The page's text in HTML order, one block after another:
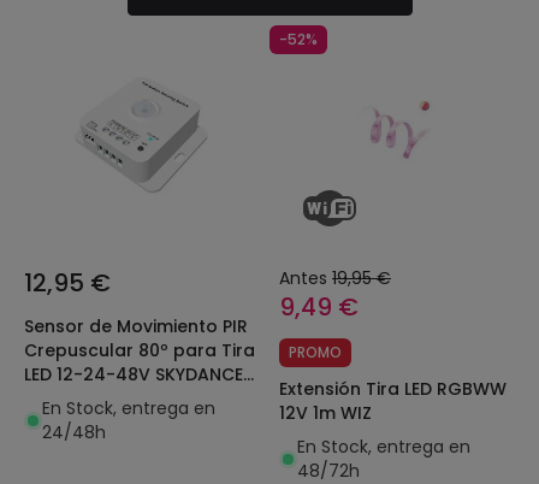
12,95 €
Sensor de Movimiento PIR
Crepuscular 80º para Tira
LED 12-24-48V SKYDANCE
E1-RS
En Stock, entrega en
24/48h
-52%
Antes 19,95 €
9,49 €
PROMO
Extensión Tira LED RGBWW
12V 1m WIZ
En Stock, entrega en
48/72h